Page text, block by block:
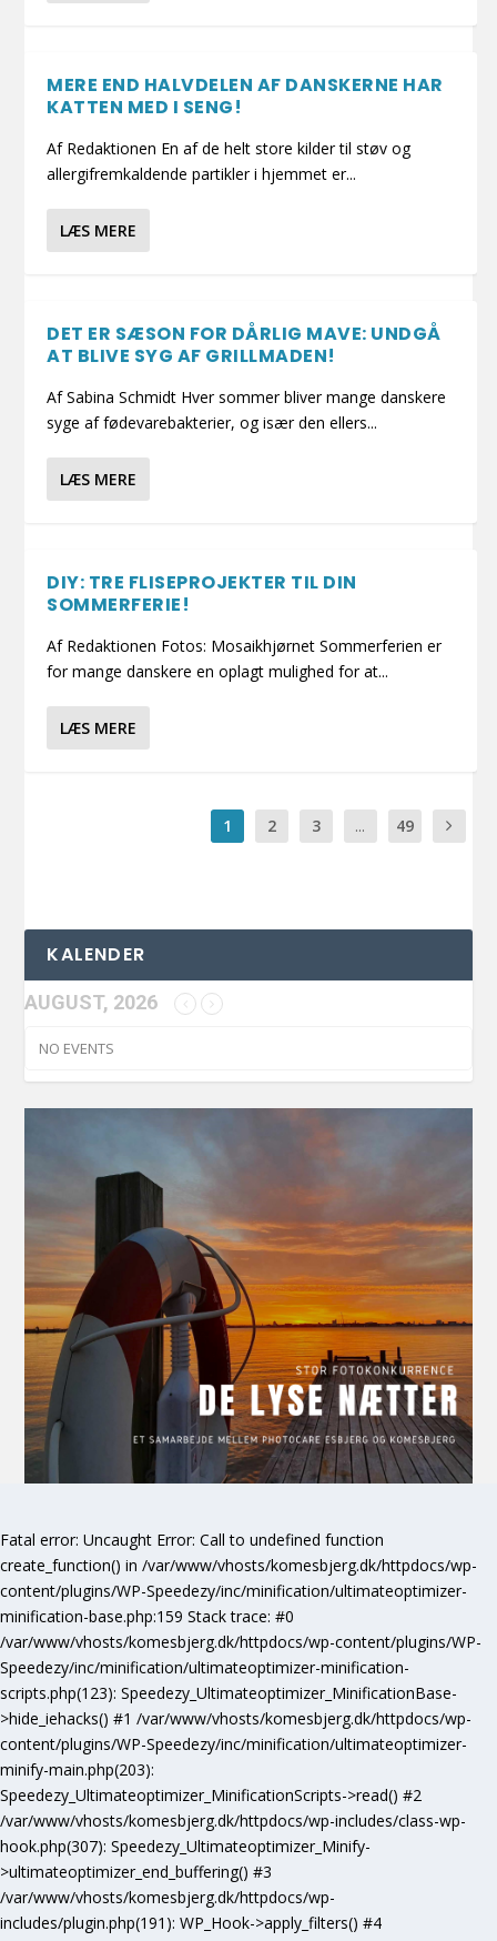
MERE END HALVDELEN AF DANSKERNE HAR
KATTEN MED I SENG!
Af Redaktionen En af de helt store kilder til støv og
allergifremkaldende partikler i hjemmet er...
LÆS MERE
DET ER SÆSON FOR DÅRLIG MAVE: UNDGÅ
AT BLIVE SYG AF GRILLMADEN!
Af Sabina Schmidt Hver sommer bliver mange danskere
syge af fødevarebakterier, og især den ellers...
LÆS MERE
DIY: TRE FLISEPROJEKTER TIL DIN
SOMMERFERIE!
Af Redaktionen Fotos: Mosaikhjørnet Sommerferien er
for mange danskere en oplagt mulighed for at...
LÆS MERE
1 2 3 ... 49
KALENDER
AUGUST, 2026
NO EVENTS
Fatal error: Uncaught Error: Call to undefined function
create_function() in /var/www/vhosts/komesbjerg.dk/httpdocs/wp-
content/plugins/WP-Speedezy/inc/minification/ultimateoptimizer-
minification-base.php:159 Stack trace: #0
/var/www/vhosts/komesbjerg.dk/httpdocs/wp-content/plugins/WP-
Speedezy/inc/minification/ultimateoptimizer-minification-
scripts.php(123): Speedezy_Ultimateoptimizer_MinificationBase-
>hide_iehacks() #1 /var/www/vhosts/komesbjerg.dk/httpdocs/wp-
content/plugins/WP-Speedezy/inc/minification/ultimateoptimizer-
minify-main.php(203):
Speedezy_Ultimateoptimizer_MinificationScripts->read() #2
/var/www/vhosts/komesbjerg.dk/httpdocs/wp-includes/class-wp-
hook.php(307): Speedezy_Ultimateoptimizer_Minify-
>ultimateoptimizer_end_buffering() #3
/var/www/vhosts/komesbjerg.dk/httpdocs/wp-
includes/plugin.php(191): WP_Hook->apply_filters() #4